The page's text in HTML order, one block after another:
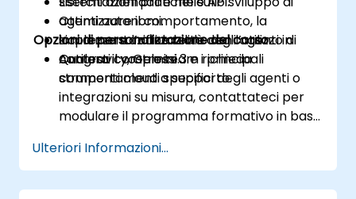
Ottimizzare il comportamento, la
sicurezza e l’affidabilità degli agenti in
contesti complessi.
agenti autonomi.
Implementazione reale con l’utilizzo di
Antigravity, Gemini 3 e i principali
strumenti cloud a supporto.
Opzioni di personalizzazione del corso
Qualora il vostro team richieda
comportamenti specifici degli agenti o
integrazioni su misura, contattateci per
modulare il programma formativo in base
Ulteriori Informazioni...